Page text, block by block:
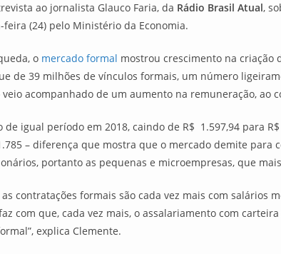
ao jornalista Glauco Faria, da Rádio Brasil Atual,
feira (24) pelo Ministério da Economia.
o mercado formal mostrou crescimento na criação
de 39 milhões de vínculos formais, um número
acompanhado de um aumento na remuneração, ao
igual período em 2018, caindo de R$ 1.597,94 para
– diferença que mostra que o mercado demite para
portanto as pequenas e microempresas, que
contratações formais são cada vez mais com salários
com que, cada vez mais, o assalariamento com
explica Clemente.